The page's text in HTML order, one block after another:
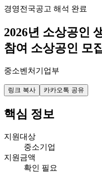
경영전국공고 해석 완료
2026년 소상공인
참여 소상공인 모
중소벤처기업부
링크 복사 카카오톡 공유
핵심 정보
지원대상
중소기업
지원금액
확인 필요